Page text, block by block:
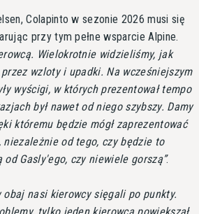
Colapinto w sezonie 2026 musi się
przy tym pełne wsparcie Alpine.
Wielokrotnie widzieliśmy, jak
wzloty i upadki. Na wcześniejszym
wyścigi, w których prezentował tempo
był nawet od niego szybszy. Damy
któremu będzie mógł zaprezentować
niezależnie od tego, czy będzie to
od Gasly'ego, czy niewiele gorszą .
nasi kierowcy sięgali po punkty.